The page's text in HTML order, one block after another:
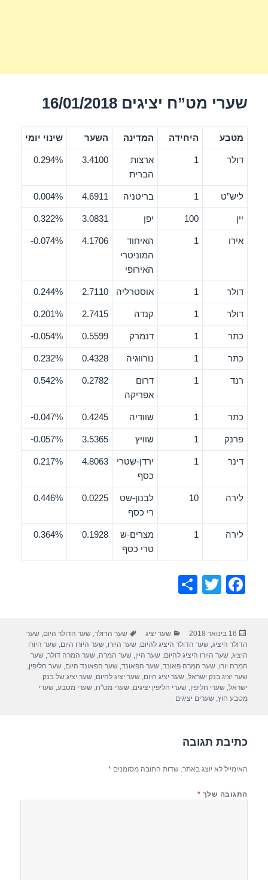
שערי מט”ח יציגים 16/01/2018
מטבע היחידה המדינה השער שינוי יומי
דולר 1
ארצות
הברית
3.4100
0.294%
ליש”ט 1 בריטניה 4.6911
0.004%
יין 100 יפן 3.0831
0.322%
אירו 1
האיחוד
המוניטרי
האירופי
4.1706
0.074%-
דולר 1 אוסטרליה 2.7110
0.244%
דולר 1 קנדה 2.7415
0.201%
כתר 1 דנמרק 0.5599
0.054%-
כתר 1 נורווגיה 0.4328
0.232%
רנד 1
דרום
אפריקה
0.2782
0.542%
כתר 1 שוודיה 0.4245
0.047%-
פרנק 1 שוויץ 3.5365
0.057%-
דינר 1
ירדן-שטרי
כסף
4.8063
0.217%
לירה 10
לבנון-שט
רי כסף
0.0225
0.446%
לירה 1
מצרים-ש
טרי כסף
0.1928
0.364%
F
e
b
o
o
T
er
e
פורסם
בתאריך
16 בינואר 2018 קטגוריות
שער יציג תגיות
שער הדולר,שער הדולר היום,שער
הדולר היציג,שער הדולר היציג להיום,שער היורו,שער היורו היום,שער היורו
היציג,שער היורו היציג להיום,שער היין,שער המרה,שער המרה דולר,שער
המרה יורו,שער המרה פאונד,שער הפאונד,שער הפאונד היום,שער חליפין,
שער יציג בנק ישראל,שער יציג היום,שער יציג להיום,שער יציג של בנק
ישראל,שערי חליפין,שערי חליפין יציגים,שערי מט"ח,שערי מטבע,שערי
מטבע חוץ,שערים יציגים
כתיבת תגובה
האימייל לא יוצג באתר. שדות החובה מסומנים*
התגובה שלך *